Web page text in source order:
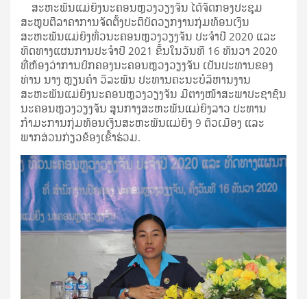
ສະຫະພັນແມ່ຍິງນະຄອນຫຼວງວຽງຈັນ ໄດ້ຈັດກອງປະຊຸມ
ສະຫຼຸບຕີລາຄາການຈັດຕັ້ງປະຕິບັດວຽກງານກຸ່ມທ້ອນເງິນ
ສະຫະພັນແມ່ຍິງທົ່ວນະຄອນຫຼວງວຽງຈັນ ປະຈຳປີ 2020 ແລະ
ທິດທາງແຜນການປະຈຳປີ 2021 ຂຶ້ນໃນວັນທີ 16 ທັນວາ 2020
ທີ່ຫ້ອງວ່າການປົກຄອງນະຄອນຫຼວງວຽງຈັນ ເປັນປະທານຂອງ
ທ່ານ ນາງ ຫຼຽນຄຳ ວິລະພັນ ປະທານຄະນະບໍລິຫານງານ
ສະຫະພັນແມ່ຍິງນະຄອນຫຼວງວຽງຈັນ ມີຕາງໜ້າສະພາປະຊາຊົນ
ນະຄອນຫຼວງວຽງຈັນ ສູນກາງສະຫະພັນແມ່ຍິງລາວ ປະທານ
ກຳມະການກຸ່ມທ້ອນເງິນສະຫະພັນແມ່ຍິງ 9 ຕົວເມືອງ ແລະ
ພາກສ່ວນກ່ຽວຂ້ອງເຂົ້າຮ່ວມ.